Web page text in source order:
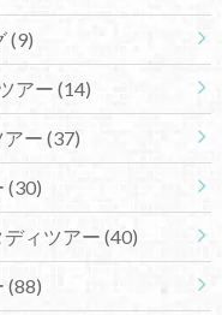
(9)
アー (14)
ー (37)
(30)
ィツアー (40)
(88)